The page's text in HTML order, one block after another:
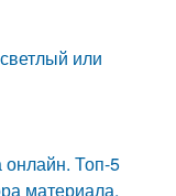
или
Топ-5
материала,